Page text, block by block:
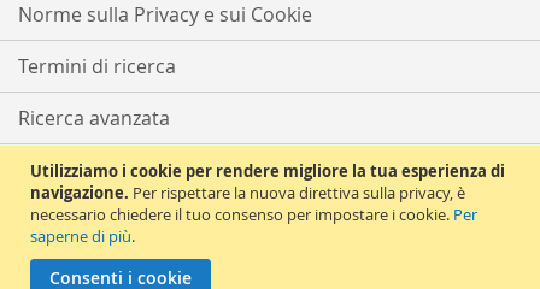
Utilizziamo i cookie per rendere migliore la tua esperienza di
navigazione. Per rispettare la nuova direttiva sulla privacy, è
necessario chiedere il tuo consenso per impostare i cookie. Per
saperne di più.
Consenti i cookie
Norme sulla Privacy e sui Cookie
Termini di ricerca
Ricerca avanzata
Ordini e resi
Contattaci
Copyright © 2021 Solema Tutti i diritti riservati | Partita iva e CF